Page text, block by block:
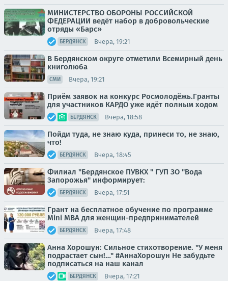
МИНИСТЕРСТВО ОБОРОНЫ РОССИЙСКОЙ
ФЕДЕРАЦИИ ведёт набор в добровольческие
отряды «Барс»
БЕРДЯНСК Вчера, 19:21
В Бердянском округе отметили Всемирный день
книголюба
СМИ Вчера, 19:21
Приём заявок на конкурс Росмолодёжь.Гранты
для участников КАРДО уже идёт полным ходом
БЕРДЯНСК Вчера, 18:58
Пойди туда, не знаю куда, принеси то, не знаю,
что!
БЕРДЯНСК Вчера, 18:45
Филиал "Бердянское ПУВКХ " ГУП ЗО "Вода
Запорожья" информирует:
БЕРДЯНСК Вчера, 17:51
Грант на бесплатное обучение по программе
Mini MBA для женщин-предпринимателей
БЕРДЯНСК Вчера, 17:48
Анна Хорошун: Сильное стихотворение. "У меня
подрастает сын!…" #АннаХорошун Не забудьте
подписаться на наш канал
БЕРДЯНСК Вчера, 17:21